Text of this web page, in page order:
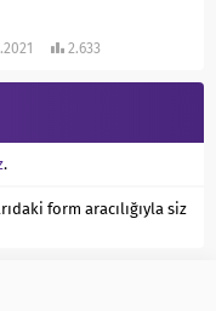
2.633
.
form aracılığıyla siz